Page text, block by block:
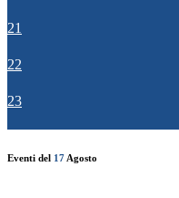
21
22
23
Eventi del 17 Agosto